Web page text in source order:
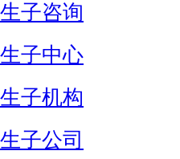
子咨询
子中心
子机构
子公司